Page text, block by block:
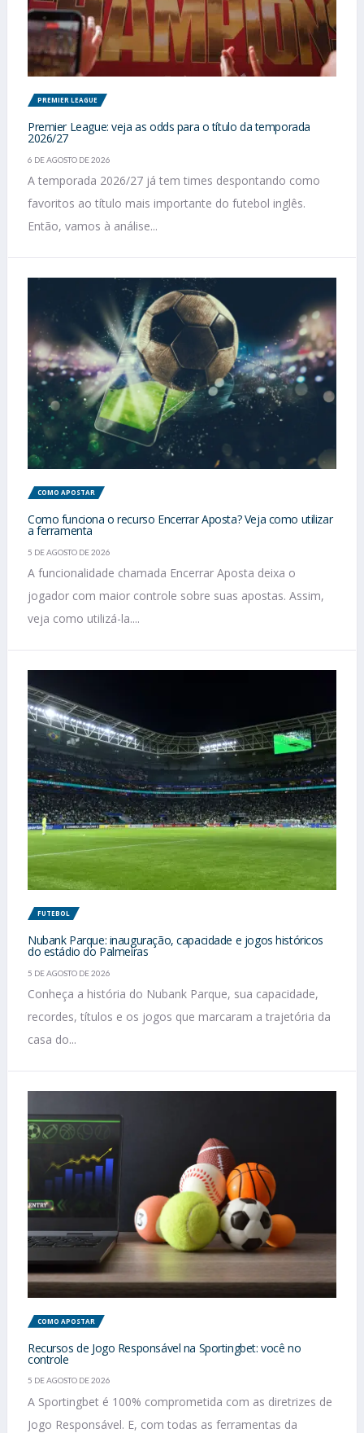
PREMIER LEAGUE
Premier League: veja as odds para o título da temporada
2026/27
6 DE AGOSTO DE 2026
A temporada 2026/27 já tem times despontando como
favoritos ao título mais importante do futebol inglês.
Então, vamos à análise...
COMO APOSTAR
Como funciona o recurso Encerrar Aposta? Veja como utilizar
a ferramenta
5 DE AGOSTO DE 2026
A funcionalidade chamada Encerrar Aposta deixa o
jogador com maior controle sobre suas apostas. Assim,
veja como utilizá-la....
FUTEBOL
Nubank Parque: inauguração, capacidade e jogos históricos
do estádio do Palmeiras
5 DE AGOSTO DE 2026
Conheça a história do Nubank Parque, sua capacidade,
recordes, títulos e os jogos que marcaram a trajetória da
casa do...
COMO APOSTAR
Recursos de Jogo Responsável na Sportingbet: você no
controle
5 DE AGOSTO DE 2026
A Sportingbet é 100% comprometida com as diretrizes de
Jogo Responsável. E, com todas as ferramentas da